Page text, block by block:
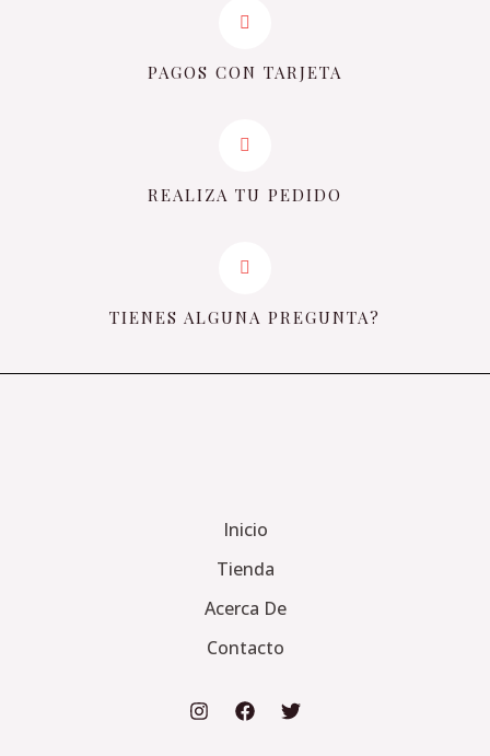
PAGOS CON TARJETA
REALIZA TU PEDIDO
TIENES ALGUNA PREGUNTA?
Inicio
Tienda
Acerca De
Contacto